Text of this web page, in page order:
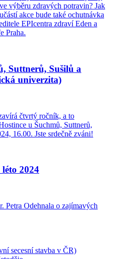
výběru zdravých potravin? Jak
akce bude také ochutnávka
EPIcentra zdraví Eden a
Praha.
Suttnerů, Sušilů a
univerzita)
čtvrtý ročník, a to
u Šuchmů, Suttnerů,
16.00. Jste srdečně zváni!
2024
Petra Odehnala o zajímavých
secesní stavba v ČR)